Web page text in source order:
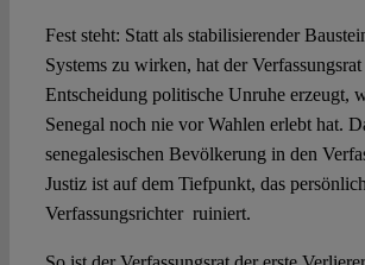
Fest steht: Statt als stabilisierender
Systems zu wirken, hat der
Entscheidung politische Unruhe erzeugt,
Senegal noch nie vor Wahlen erlebt hat.
senegalesischen Bevölkerung in den
Justiz ist auf dem Tiefpunkt, das
Verfassungsrichter ruiniert.